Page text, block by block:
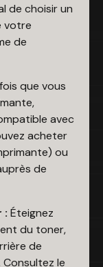
de choisir un
votre
de
que vous
avec
acheter
ou
de
: Éteignez
du toner,
de
Consultez le